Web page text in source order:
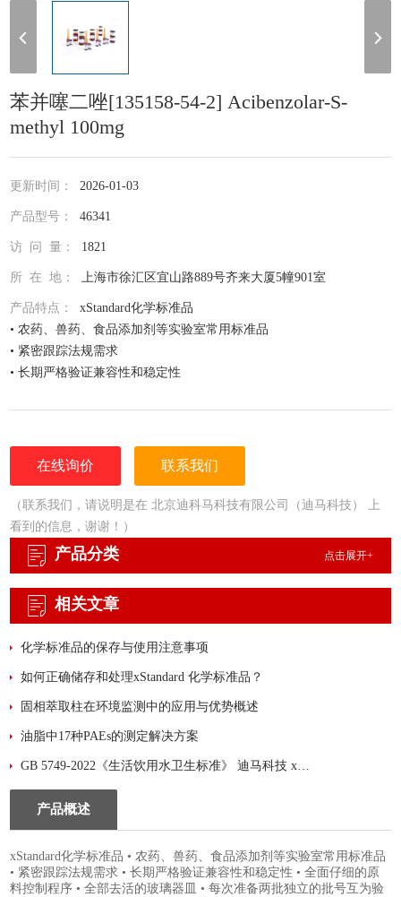
苯并噻二唑[135158-54-2] Acibenzolar-S-
methyl 100mg
更新时间：2026-01-03
产品型号：46341
访 问 量： 1821
所 在 地：上海市徐汇区宜山路889号齐来大厦5幢901室
产品特点：xStandard化学标准品
• 农药、兽药、食品添加剂等实验室常用标准品
• 紧密跟踪法规需求
• 长期严格验证兼容性和稳定性
• 详尽的分析证书（COA）
• 更为人性化的小包装量，利于保存，节约成本
在线询价 联系我们
（联系我们，请说明是在 北京迪科马科技有限公司（迪马科技） 上
看到的信息，谢谢！）
产品分类 点击展开+
相关文章
化学标准品的保存与使用注意事项
如何正确储存和处理xStandard 化学标准品？
固相萃取柱在环境监测中的应用与优势概述
油脂中17种PAEs的测定解决方案
GB 5749-2022《生活饮用水卫生标准》 迪马科技 xStandard 标准品大汇总！
产品概述
xStandard化学标准品 • 农药、兽药、食品添加剂等实验室常用标准品
• 紧密跟踪法规需求 • 长期严格验证兼容性和稳定性 • 全面仔细的原
料控制程序 • 全部去活的玻璃器皿 • 每次准备两批独立的批号互为验